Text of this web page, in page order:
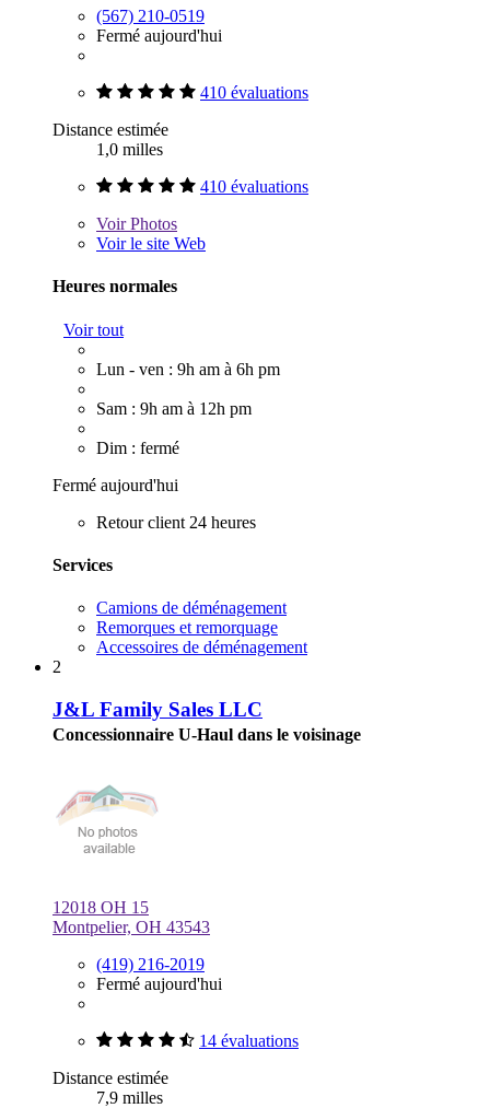
(567) 210-0519
Fermé aujourd'hui
410 évaluations
Distance estimée
1,0 milles
410 évaluations
VoirPhotos
Voir le site Web
Heures normales
Voir tout
Lun - ven : 9h am à 6h pm
Sam : 9h am à 12h pm
Dim : fermé
Fermé aujourd'hui
Retour client 24 heures
Services
Camions de déménagement
Remorques et remorquage
Accessoires de déménagement
2
J&L Family Sales LLC
Concessionnaire U-Haul dans le voisinage
12018 OH 15
Montpelier, OH 43543
(419) 216-2019
Fermé aujourd'hui
14 évaluations
Distance estimée
7,9 milles